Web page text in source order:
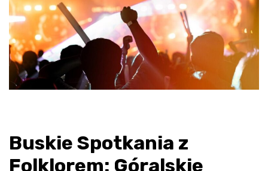
Buskie Spotkania z
Folklorem: Góralskie